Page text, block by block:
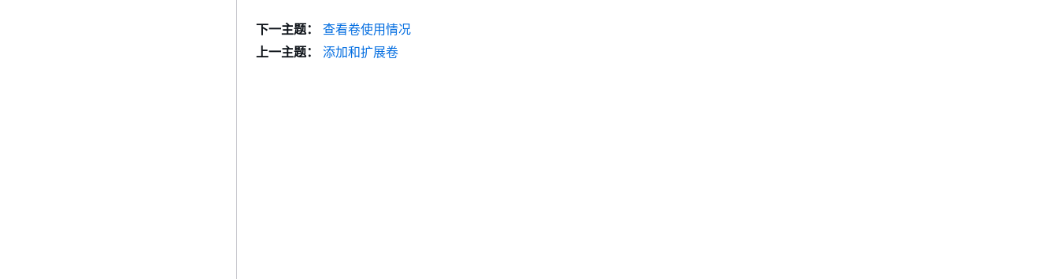
下一主题：
查看卷使用情况
上一主题：
添加和扩展卷